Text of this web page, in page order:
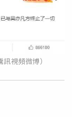
視頻微博）